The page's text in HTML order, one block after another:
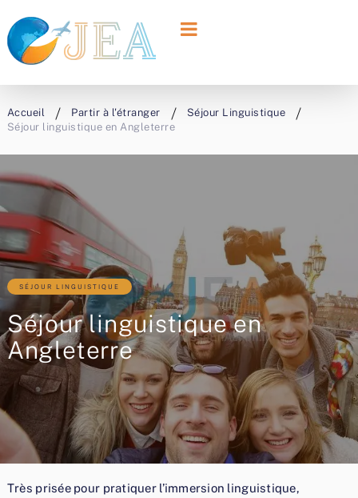
Accueil Partir à l'étranger
Séjour Linguistique
Séjour linguistique en Angleterre
SÉJOUR LINGUISTIQUE
Séjour linguistique en
Angleterre
Très prisée pour pratiquer l’immersion linguistique,